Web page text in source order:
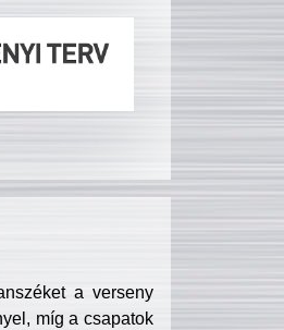
a verseny
míg a csapatok